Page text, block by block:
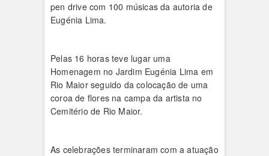
pen drive com 100 músicas da autoria de
Eugénia Lima.
Pelas 16 horas teve lugar uma
Homenagem no Jardim Eugénia Lima em
Rio Maior seguido da colocação de uma
coroa de flores na campa da artista no
Cemitério de Rio Maior.
As celebrações terminaram com a atuação